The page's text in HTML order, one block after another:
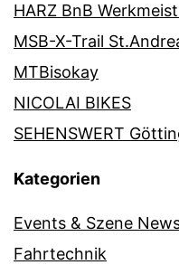
HARZ BnB
MSB-X-Trail
MTBisokay
NICOLAI BIKES
SEHENSWERT
Kategorien
Events & Szene
Fahrtechnik